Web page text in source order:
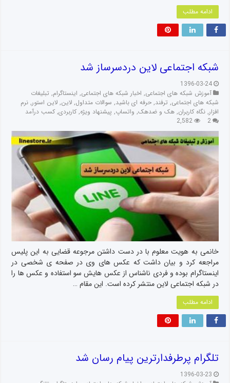
ادامه مطلب
شبکه اجتماعی لاین دردسرساز شد
1396-03-24
آموزش شبکه های اجتماعی, اخبار شبکه های اجتماعی, اینستاگرام, تبلیغات
شبکه های اجتماعی, ترفند, حرفه ای باشید, سوالات متداول, لاین, لاین استور, نرم
افزار, نگاه کاربران, هک و ضدهک, واتساپ, پیشنهاد ویژه, کاربردی, کسب درآمد
2
2,582
خانمی به هویت معلوم با در دست داشتن مرجوعه قضایی به این پلیس
مراجعه کرد و بیان داشت که عکس های وی در صفحه ی شخصی در
اینستاگرام بوده و فردی ناشناس از عکس هایش سو استفاده و عکس ها را
در شبکه اجتماعی لاین منتشر کرده است. این مقام …
ادامه مطلب
تلگرام پرطرفدارترین پیام رسان شد
1396-03-23